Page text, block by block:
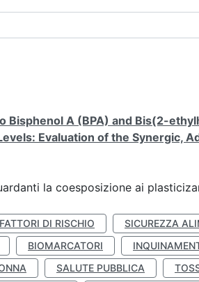
A (BPA) and Bis(2-
Evaluation of the Synergic,
la coesposizione ai
FATTORI DI RISCHIO
SICUREZZA
BIOMARCATORI
SALUTE PUBBLICA